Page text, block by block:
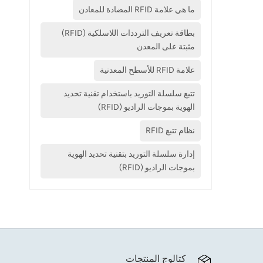
ما هي علامة RFID المضادة للمعادن
بطاقة تعريف الترددات اللاسلكية (RFID)
مثبتة على المعدن
علامة RFID للأسطح المعدنية
تتبع سلسلة التوريد باستخدام تقنية تحديد
الهوية بموجات الراديو (RFID)
نظام تتبع RFID
إدارة سلسلة التوريد بتقنية تحديد الهوية
بموجات الراديو (RFID)
كتالوج المنتجات